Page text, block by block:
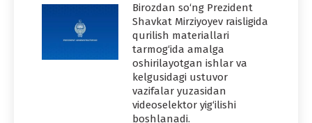
Birozdan so‘ng Prezident
Shavkat Mirziyoyev raisligida
qurilish materiallari
tarmog‘ida amalga
oshirilayotgan ishlar va
kelgusidagi ustuvor
vazifalar yuzasidan
videoselektor yig‘ilishi
boshlanadi.